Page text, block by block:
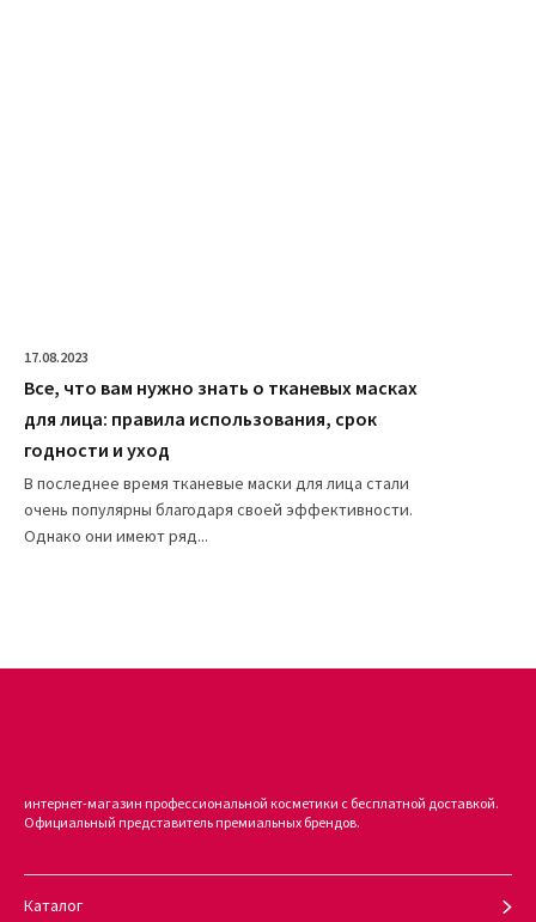
17.08.2023
Все, что вам нужно знать о тканевых масках
для лица: правила использования, срок
годности и уход
В последнее время тканевые маски для лица стали
очень популярны благодаря своей эффективности.
Однако они имеют ряд...
интернет-магазин профессиональной косметики с бесплатной доставкой.
Официальный представитель премиальных брендов.
Каталог